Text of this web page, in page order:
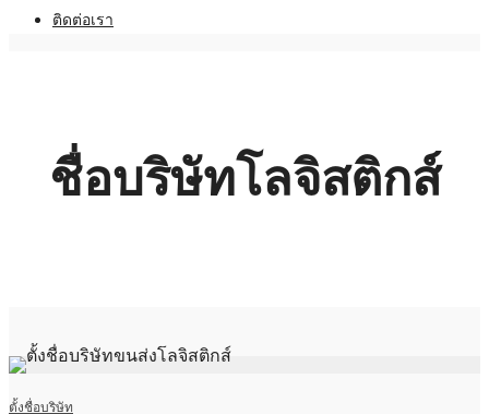
ติดต่อเรา
ชื่อบริษัทโลจิสติกส์
ตั้งชื่อบริษัท